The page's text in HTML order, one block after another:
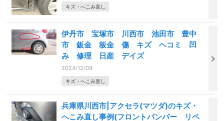
キズ・へこみ直し
伊丹市 宝塚市 川西市 池田市 豊中
市 鈑金 板金 傷 キズ ヘコミ 凹
み 修理 日産 デイズ
2024/12/09
キズ・へこみ直し
兵庫県川西市|アクセラ(マツダ)のキズ・
へこみ直し事例(フロントバンパー リペ